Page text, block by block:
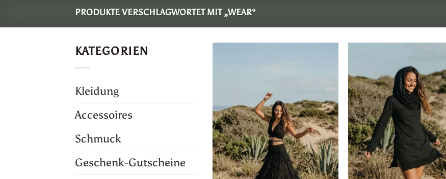
PRODUKTE VERSCHLAGWORTET MIT „WEAR“
KATEGORIEN
Kleidung
Accessoires
Schmuck
Geschenk-Gutscheine